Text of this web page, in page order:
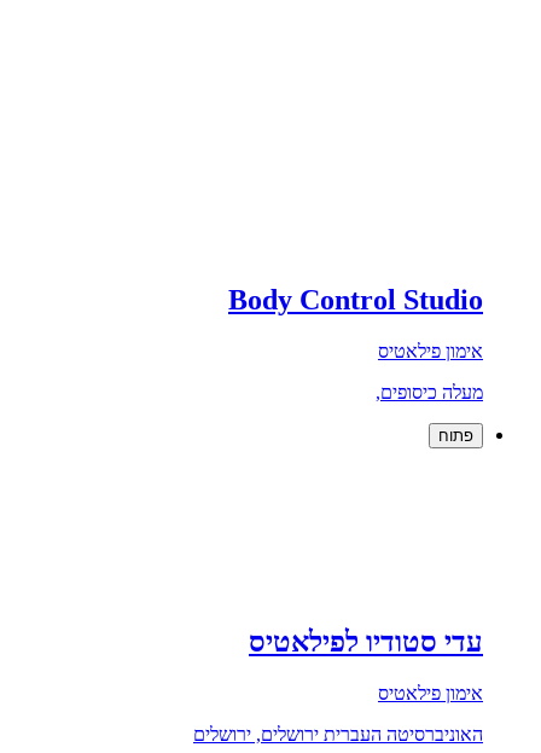
Body Control Studio
אימון פילאטיס
מעלה כיסופים,
פתוח
עדי סטודיו לפילאטיס
אימון פילאטיס
האוניברסיטה העברית ירושלים, ירושלים